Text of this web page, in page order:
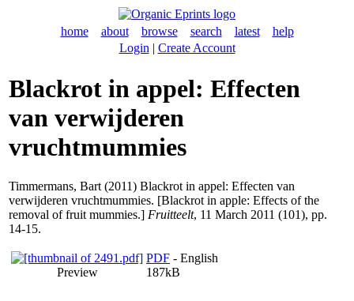
home about browse search latest
help
Login | Create Account
Blackrot in appel: Effecten
van verwijderen
vruchtmummies
Timmermans, Bart (2011) Blackrot in appel: Effecten van
verwijderen vruchtmummies. [Blackrot in apple: Effects of the
removal of fruit mummies.] Fruitteelt, 11 March 2011 (101), pp.
14-15.
Preview
PDF - English
187kB